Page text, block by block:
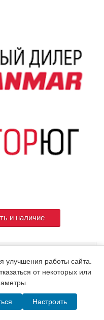
и наличие
Юг
WhatsApp Позвонить
работы сайта.
от некоторых или
Настроить